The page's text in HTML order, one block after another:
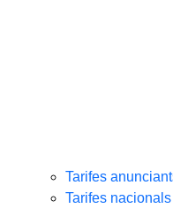
Tarifes
Tarifes nacionals